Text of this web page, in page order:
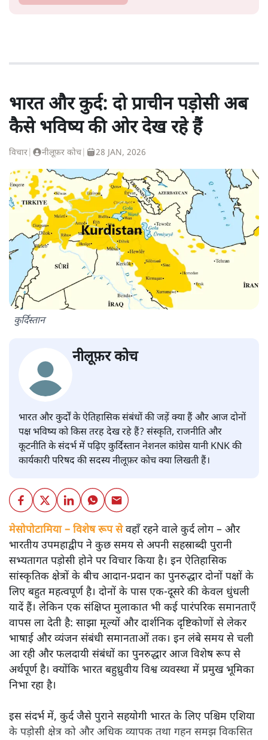
भारत और कुर्द: दो प्राचीन पड़ोसी अब
कैसे भविष्य की ओर देख रहे हैं
विचार नीलूफ़र कोच 28 JAN, 2026
कुर्दिस्तान
नीलूफ़र कोच
भारत और कुर्दों के ऐतिहासिक संबंधों की जड़ें क्या हैं और आज दोनों
पक्ष भविष्य को किस तरह देख रहे हैं? संस्कृति, राजनीति और
कूटनीति के संदर्भ में पढ़िए कुर्दिस्तान नेशनल कांग्रेस यानी KNK की
कार्यकारी परिषद की सदस्य नीलूफ़र कोच क्या लिखती हैं।
मेसोपोटामिया – विशेष रूप सेवहाँ रहने वाले कुर्द लोग – और
भारतीय उपमहाद्वीप ने कुछ समय से अपनी सहस्राब्दी पुरानी
सभ्यतागत पड़ोसी होने पर विचार किया है। इन ऐतिहासिक
सांस्कृतिक क्षेत्रों के बीच आदान-प्रदान का पुनरुद्धार दोनों पक्षों के
लिए बहुत महत्वपूर्ण है। दोनों के पास एक-दूसरे की केवल धुंधली
यादें हैं। लेकिन एक संक्षिप्त मुलाकात भी कई पारंपरिक समानताएँ
वापस ला देती है: साझा मूल्यों और दार्शनिक दृष्टिकोणों से लेकर
भाषाई और व्यंजन संबंधी समानताओं तक। इन लंबे समय से चली
आ रही और फलदायी संबंधों का पुनरुद्धार आज विशेष रूप से
अर्थपूर्ण है। क्योंकि भारत बहुध्रुवीय विश्व व्यवस्था में प्रमुख भूमिका
निभा रहा है।
इस संदर्भ में, कुर्द जैसे पुराने सहयोगी भारत के लिए पश्चिम एशिया
के पड़ोसी क्षेत्र को और अधिक व्यापक तथा गहन समझ विकसित